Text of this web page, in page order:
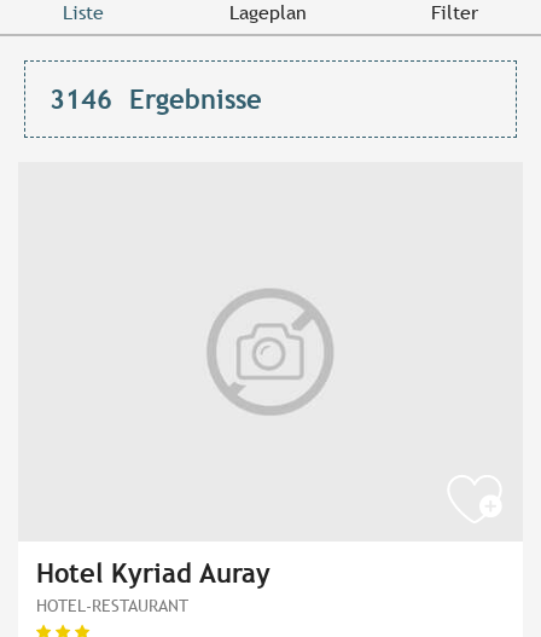
Liste Lageplan Filter
3146 Ergebnisse
Hotel Kyriad Auray
HOTEL-RESTAURANT